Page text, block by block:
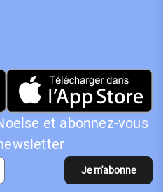
et abonnez-vous
Je m'abonne